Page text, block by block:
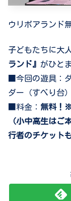
ウリボアランド
子どもたちに大
ランド』 がひと
■今回の遊具：
ダー（すべり台）
■料金： 無料！
（小中高生はご
行者のチケット